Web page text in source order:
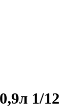
1/12